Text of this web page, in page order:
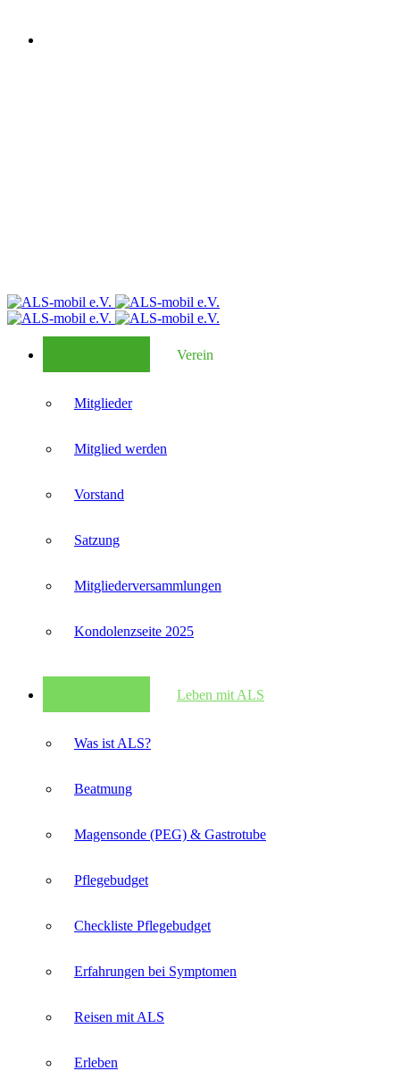
Verein
Mitglieder
Mitglied werden
Vorstand
Satzung
Mitglieder­versammlungen
Kondolenzseite 2025
Leben mit ALS
Was ist ALS?
Beatmung
Magensonde (PEG) & Gastrotube
Pflegebudget
Checkliste Pflegebudget
Erfahrungen bei Symptomen
Reisen mit ALS
Erleben